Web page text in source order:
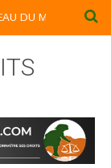
MENU ...NOS